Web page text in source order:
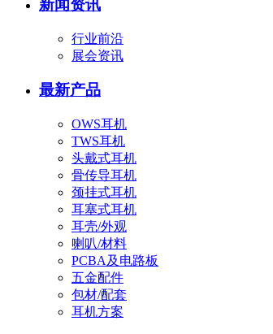
新闻资讯
行业前沿
展会资讯
最新产品
OWS耳机
TWS耳机
头戴式耳机
骨传导耳机
颈挂式耳机
耳塞式耳机
耳壳/外观
喇叭/材料
PCBA及电路板
五金配件
包材/配套
耳机方案